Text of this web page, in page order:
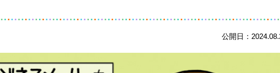
公開日：